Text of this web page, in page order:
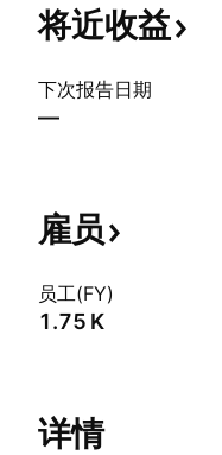
将近收益
下次报告日期
—
雇员
员工(FY)
‪1.75 K‬
详情